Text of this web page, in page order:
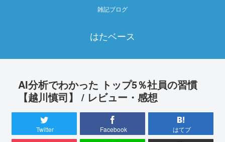
雑記ブログ
はたベース
AI分析でわかった トップ5％社員の習慣
【越川慎司】 / レビュー・感想
Twitter Facebook はてブ